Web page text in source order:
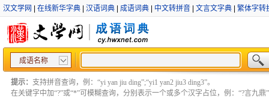
汉文学网 在线新华字典 汉语词典 成语词典 中文转拼音 文言文字典 繁体字转
成语名称
提示： 支持拼音查询，例：“yi yan jiu ding”;“yi1 yan2 jiu3 ding3”。
在关键字中加“?”或“*”可模糊查询，分别表示一个或多个汉字占位，例：“?言九鼎”